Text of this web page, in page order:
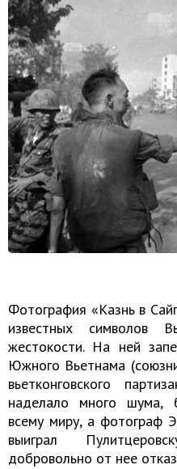
Фотография «Казнь в
известных символов
жестокости. На ней
Южного Вьетнама
вьетконговского
наделало много шума,
всему миру, а фотограф
выиграл
добровольно от нее